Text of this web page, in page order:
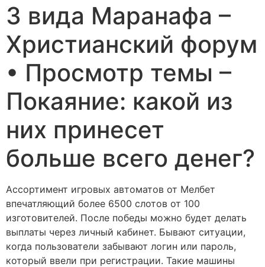
3 вида Маранафа –
Христианский форум
• Просмотр темы –
Покаяние: какой из
них принесет
больше всего денег?
Ассортимент игровых автоматов от Мелбет
впечатляющий более 6500 слотов от 100
изготовителей. После победы можно будет делать
выплаты через личный кабинет. Бывают ситуации,
когда пользователи забывают логин или пароль,
который ввели при регистрации. Такие машины